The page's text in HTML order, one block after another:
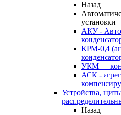
Назад
установки
АКУ -
КРМ-0,4
УКМ —
АСК -
Устройства,
Назад